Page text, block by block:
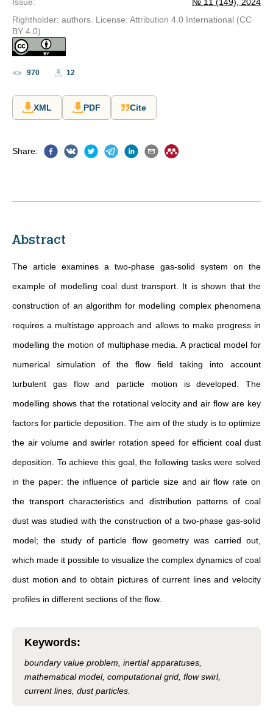
Rightholder: authors. License: Attribution 4.0 International (CC
BY 4.0)
970 12
XML PDF Cite
Share:
Abstract
The article examines a two-phase gas-solid system on the
example of modelling coal dust transport. It is shown that the
construction of an algorithm for modelling complex phenomena
requires a multistage approach and allows to make progress in
modelling the motion of multiphase media. A practical model for
numerical simulation of the flow field taking into account
turbulent gas flow and particle motion is developed. The
modelling shows that the rotational velocity and air flow are key
factors for particle deposition. The aim of the study is to optimize
the air volume and swirler rotation speed for efficient coal dust
deposition. To achieve this goal, the following tasks were solved
in the paper: the influence of particle size and air flow rate on
the transport characteristics and distribution patterns of coal
dust was studied with the construction of a two-phase gas-solid
model; the study of particle flow geometry was carried out,
which made it possible to visualize the complex dynamics of coal
dust motion and to obtain pictures of current lines and velocity
profiles in different sections of the flow.
Keywords:
boundary value problem, inertial apparatuses,
mathematical model, computational grid, flow swirl,
current lines, dust particles.